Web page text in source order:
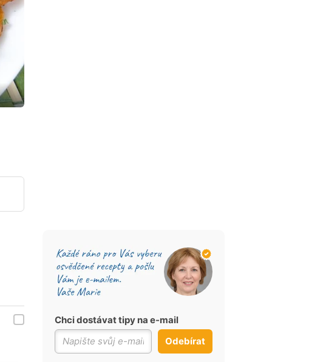
Chci dostávat tipy na e-mail
Odebírat